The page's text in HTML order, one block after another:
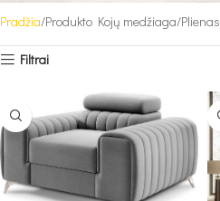
Pradžia Produkto Kojų medžiaga Plienas
Filtrai